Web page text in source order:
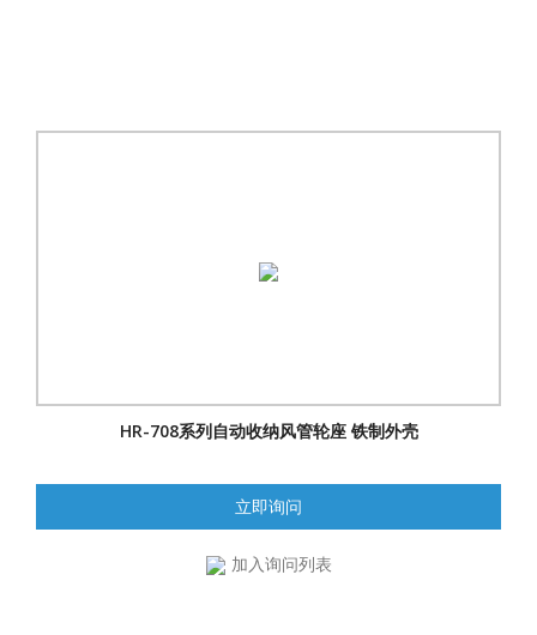
HR-708系列自动收纳风管轮座 铁制外壳
立即询问
加入询问列表